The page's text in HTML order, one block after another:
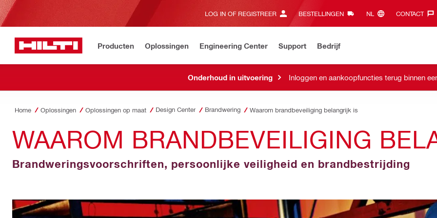
LOG IN OF REGISTREER BESTELLINGEN NL‎ CONTACT‎
Producten Oplossingen Engineering Center Support Bedrijf
Onderhoud in uitvoering Inloggen en aankoopfuncties terug binnen
Home Oplossingen Oplossingen op maat Design Center Brandwering Waarom brandbeveiliging belangrijk is
WAAROM BRANDBEVEILIGING
Brandweringsvoorschriften, persoonlijke veiligheid en brandbestrijding